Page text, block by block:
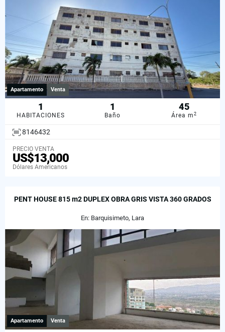
Apartamento Venta
1
HABITACIONES
1
Baño
45
Área m2
8146432
PRECIO VENTA
US$13,000
Dólares Americanos
PENT HOUSE 815 m2 DUPLEX OBRA GRIS VISTA 360 GRADOS
En: Barquisimeto, Lara
Apartamento Venta